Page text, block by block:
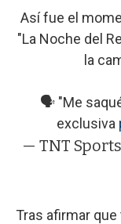
Así fue el
"La Noche del
la
🗣 "Me
exclusiva
— TNT
Tras afirmar